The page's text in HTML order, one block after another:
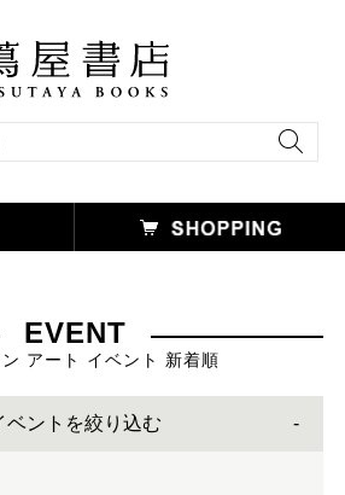
EVENT
アート イベント 新着順
ベントを絞り込む